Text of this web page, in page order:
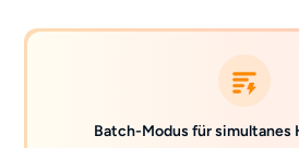
Batch-Modus für simultanes